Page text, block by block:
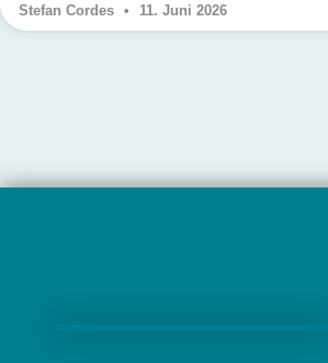
Stefan Cordes 11. Juni 2026